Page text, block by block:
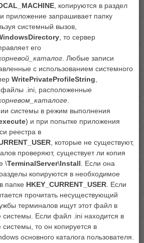
, копируются в раздел
приложение запрашивает папку
системный вызов,
, то сервер
его
. Любые записи
с использованием системного
WritePrivateProfileString
файлы .ini, расположенные
системы в режим выполнения
) и при попытке приложения
реестра в
, которые не существуют,
проверяют, существует ли копия
\TerminalServer\Install . Если она
копируются в необходимое
папке HKEY_CURRENT_USER . Если
прочитать несуществующий
терминалов ищут этот файл в
системы. Если файл .ini находится в
системы, то он копируется в
основного каталога пользователя.